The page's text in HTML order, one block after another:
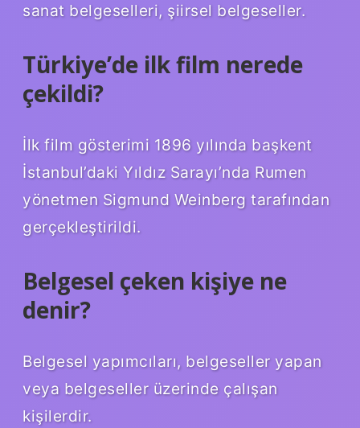
sanat belgeselleri, şiirsel belgeseller.
Türkiye’de ilk film nerede
çekildi?
İlk film gösterimi 1896 yılında başkent
İstanbul’daki Yıldız Sarayı’nda Rumen
yönetmen Sigmund Weinberg tarafından
gerçekleştirildi.
Belgesel çeken kişiye ne
denir?
Belgesel yapımcıları, belgeseller yapan
veya belgeseller üzerinde çalışan
kişilerdir.